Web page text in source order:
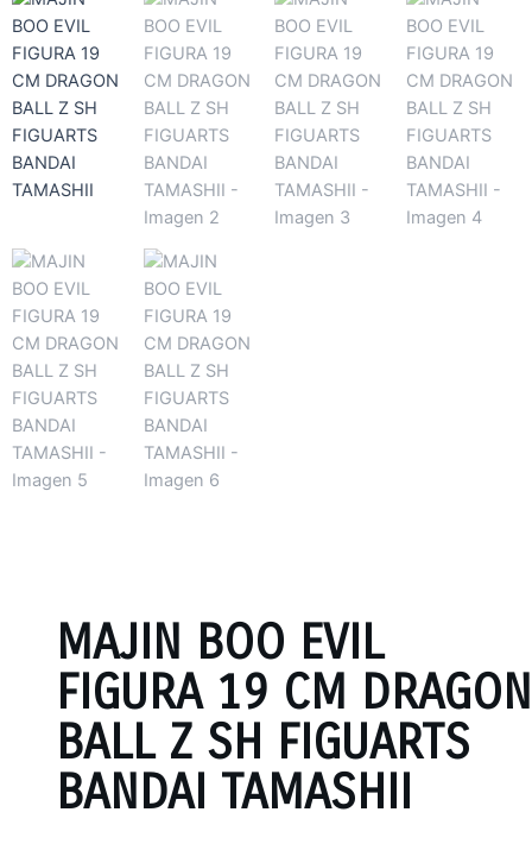
MAJIN BOO EVIL
FIGURA 19 CM DRAGON
BALL Z SH FIGUARTS
BANDAI TAMASHII